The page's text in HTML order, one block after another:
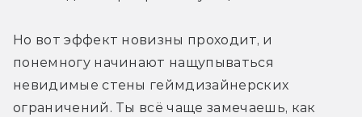
Но вот эффект новизны проходит, и
понемногу начинают нащупываться
невидимые стены геймдизайнерских
ограничений. Ты всё чаще замечаешь, как